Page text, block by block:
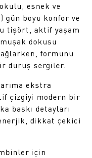
esnek ve
gün boyu konfor ve
tişört, aktif yaşam
dokusu
formunu
duruş sergiler.
ekstra
çizgiyi modern bir
baskı detayları
dikkat çekici
için